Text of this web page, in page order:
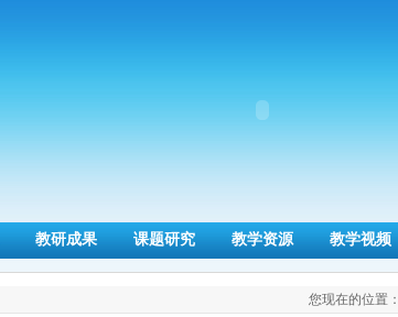
教研成果 课题研究 教学资源 教学视频
您现在的位置：